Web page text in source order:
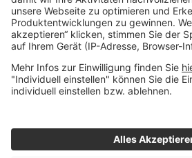
Glossar
A
B
C
D
© 2015 - 2026 Whitebox
- Alle Rechte